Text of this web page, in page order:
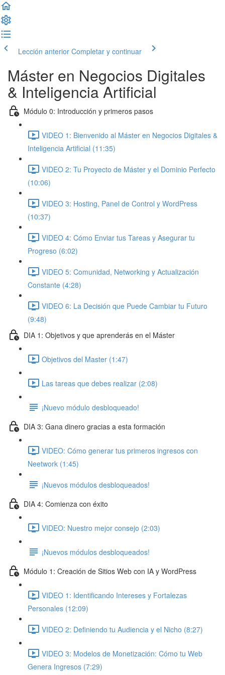
Lección anterior Completar y continuar
Máster en Negocios Digitales
& Inteligencia Artificial
Módulo 0: Introducción y primeros pasos
VIDEO 1: Bienvenido al Máster en Negocios Digitales &
Inteligencia Artificial (11:35)
VIDEO 2: Tu Proyecto de Máster y el Dominio Perfecto
(10:06)
VIDEO 3: Hosting, Panel de Control y WordPress
(10:37)
VIDEO 4: Cómo Enviar tus Tareas y Asegurar tu
Progreso (6:02)
VIDEO 5: Comunidad, Networking y Actualización
Constante (4:28)
VIDEO 6: La Decisión que Puede Cambiar tu Futuro
(9:48)
DIA 1: Objetivos y que aprenderás en el Máster
Objetivos del Master (1:47)
Las tareas que debes realizar (2:08)
¡Nuevo módulo desbloqueado!
DIA 3: Gana dinero gracias a esta formación
VIDEO: Cómo generar tus primeros ingresos con
Neetwork (1:45)
¡Nuevos módulos desbloqueados!
DIA 4: Comienza con éxito
VIDEO: Nuestro mejor consejo (2:03)
¡Nuevos módulos desbloqueados!
Módulo 1: Creación de Sitios Web con IA y WordPress
VIDEO 1: Identificando Intereses y Fortalezas
Personales (12:09)
VIDEO 2: Definiendo tu Audiencia y el Nicho (8:27)
VIDEO 3: Modelos de Monetización: Cómo tu Web
Genera Ingresos (7:29)